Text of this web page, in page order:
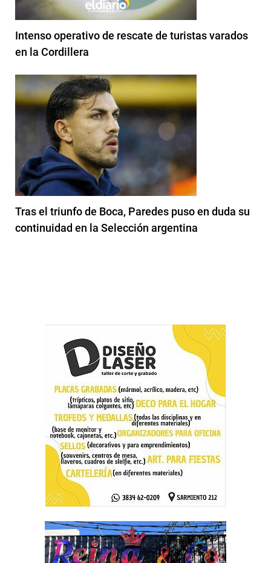
Intenso operativo de rescate de turistas varados
en la Cordillera
Tras el triunfo de Boca, Paredes puso en duda su
continuidad en la Selección argentina